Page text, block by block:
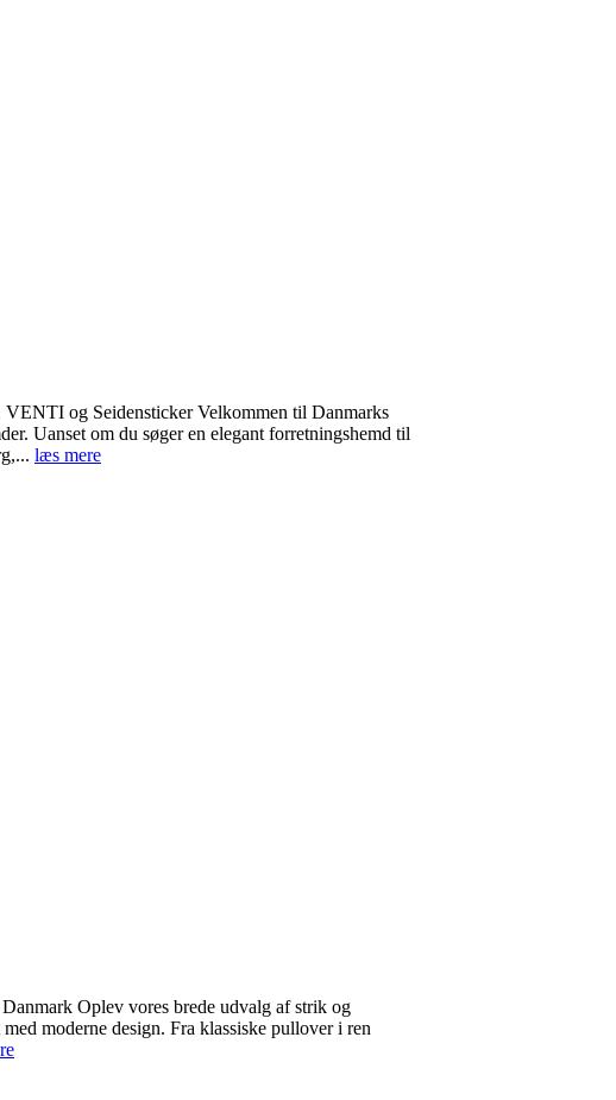
og Seidensticker Velkommen til Danmarks
Uanset om du søger en elegant forretningshemd til
læs mere
Oplev vores brede udvalg af strik og
moderne design. Fra klassiske pullover i ren